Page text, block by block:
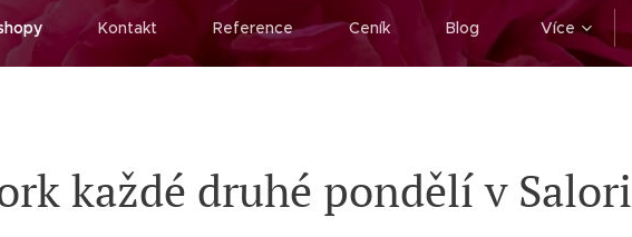
Kontakt Reference Ceník Blog Více
každé druhé pondělí v Salori